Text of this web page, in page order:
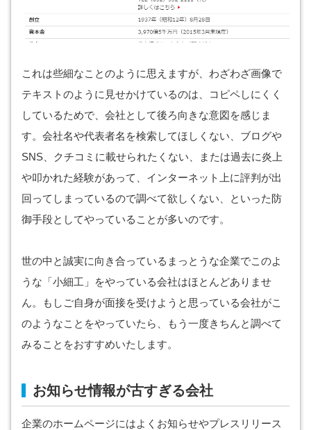
これは些細なことのように思えますが、わざわざ画像で
テキストのように見せかけているのは、コピペしにくく
しているためで、会社として後ろ向きな意図を感じま
す。会社名や代表者名を検索してほしくない、ブログや
SNS、クチコミに載せられたくない、または過去に炎上
や叩かれた経験があって、インターネット上に評判が出
回ってしまっているので調べて欲しくない、といった防
御手段としてやっていることが多いのです。
世の中と誠実に向き合っているまっとうな企業でこのよ
うな「小細工」をやっている会社はほとんどありませ
ん。もしご自身が面接を受けようと思っている会社がこ
のようなことをやっていたら、もう一度きちんと調べて
みることをおすすめいたします。
お知らせ情報が古すぎる会社
企業のホームページにはよくお知らせやプレスリリース